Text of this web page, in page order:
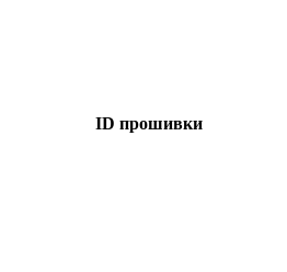
ID прошивки